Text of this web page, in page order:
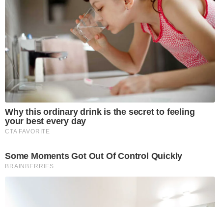
Why this ordinary drink is the secret to feeling
your best every day
CTA FAVORITE
Some Moments Got Out Of Control Quickly
BRAINBERRIES